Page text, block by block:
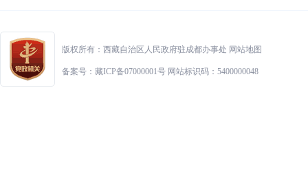
版权所有：西藏自治区人民政府驻成都办事处 网站地图
备案号：藏ICP备07000001号 网站标识码：5400000048